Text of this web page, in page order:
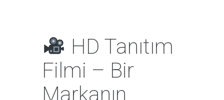
HD Tanıtım
Filmi – Bir
Markanın